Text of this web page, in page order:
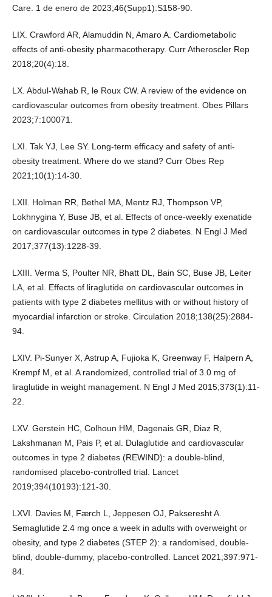
Care. 1 de enero de 2023;46(Supp1):S158-90.
LIX. Crawford AR, Alamuddin N, Amaro A. Cardiometabolic
effects of anti-obesity pharmacotherapy. Curr Atheroscler Rep
2018;20(4):18.
LX. Abdul-Wahab R, le Roux CW. A review of the evidence on
cardiovascular outcomes from obesity treatment. Obes Pillars
2023;7:100071.
LXI. Tak YJ, Lee SY. Long-term efficacy and safety of anti-
obesity treatment. Where do we stand? Curr Obes Rep
2021;10(1):14-30.
LXII. Holman RR, Bethel MA, Mentz RJ, Thompson VP,
Lokhnygina Y, Buse JB, et al. Effects of once-weekly exenatide
on cardiovascular outcomes in type 2 diabetes. N Engl J Med
2017;377(13):1228-39.
LXIII. Verma S, Poulter NR, Bhatt DL, Bain SC, Buse JB, Leiter
LA, et al. Effects of liraglutide on cardiovascular outcomes in
patients with type 2 diabetes mellitus with or without history of
myocardial infarction or stroke. Circulation 2018;138(25):2884-
94.
LXIV. Pi-Sunyer X, Astrup A, Fujioka K, Greenway F, Halpern A,
Krempf M, et al. A randomized, controlled trial of 3.0 mg of
liraglutide in weight management. N Engl J Med 2015;373(1):11-
22.
LXV. Gerstein HC, Colhoun HM, Dagenais GR, Diaz R,
Lakshmanan M, Pais P, et al. Dulaglutide and cardiovascular
outcomes in type 2 diabetes (REWIND): a double-blind,
randomised placebo-controlled trial. Lancet
2019;394(10193):121-30.
LXVI. Davies M, Færch L, Jeppesen OJ, Pakseresht A.
Semaglutide 2.4 mg once a week in adults with overweight or
obesity, and type 2 diabetes (STEP 2): a randomised, double-
blind, double-dummy, placebo-controlled. Lancet 2021;397:971-
84.